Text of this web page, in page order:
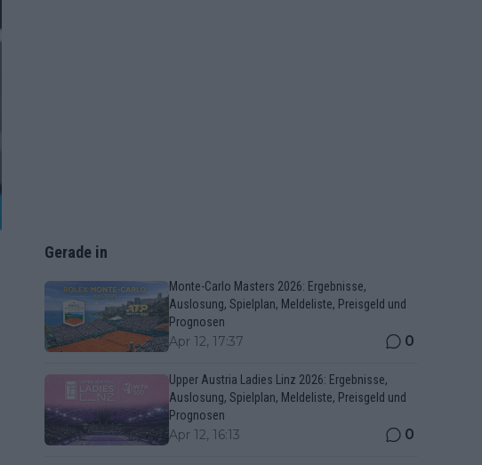
Gerade in
Monte-Carlo Masters 2026: Ergebnisse,
Auslosung, Spielplan, Meldeliste, Preisgeld und
Prognosen
Apr 12, 17:37 0
Upper Austria Ladies Linz 2026: Ergebnisse,
Auslosung, Spielplan, Meldeliste, Preisgeld und
Prognosen
Apr 12, 16:13 0